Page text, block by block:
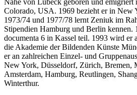
Colorado, USA. 1969 bezieht er in New
1973/74 und 1977/78 lernt Zeniuk im
Stipendien Hamburg und Berlin kennen.
documenta 6 in Kassel teil. 1993 wird er
die Akademie der Bildenden Künste
er an zahlreichen Einzel- und
New York, Düsseldorf, Zürich, Bremen,
Amsterdam, Hamburg, Reutlingen,
Winterthur.